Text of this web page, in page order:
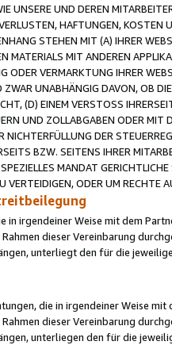
UNSERE UND DEREN
HAFTUNGEN, KOSTEN
STEHEN MIT (A) IHRER
MATERIALS MIT ANDEREN
ODER VERMARKTUNG IHRER
UNABHÄNGIG DAVON, OB
(D) EINEM VERSTOSS
UND ZOLLABGABEN ODER
DER
BZW. SEITENS IHRER
MANDAT
VERTEIDIGEN, ODER UM
in irgendeiner Weise mit dem
dieser Vereinbarung
unterliegt den für die
die in irgendeiner Weise
dieser Vereinbarung
unterliegen den für die